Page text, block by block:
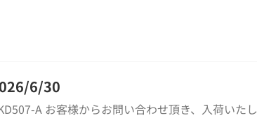
6/30
A お客様からお問い合わせ頂き、入荷いたし